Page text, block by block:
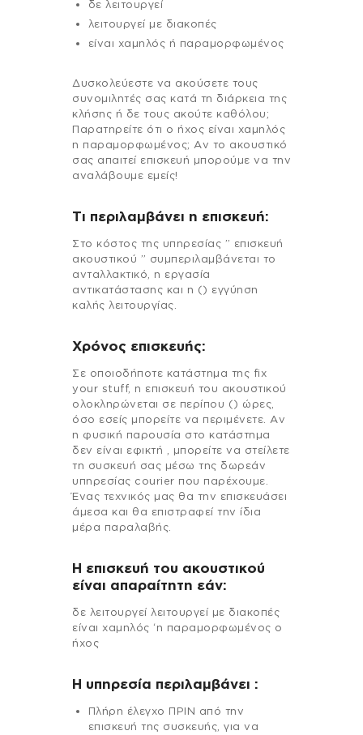
δε λειτουργεί
λειτουργεί με διακοπές
είναι χαμηλός ή παραμορφωμένος
Δυσκολεύεστε να ακούσετε τους
συνομιλητές σας κατά τη διάρκεια της
κλήσης ή δε τους ακούτε καθόλου;
Παρατηρείτε ότι ο ήχος είναι χαμηλός
η παραμορφωμένος; Αν το ακουστικό
σας απαιτεί επισκευή μπορούμε να την
αναλάβουμε εμείς!
Τι περιλαμβάνει η επισκευή:
Στo κόστος της υπηρεσίας ” επισκευή
ακουστικού ” συμπεριλαμβάνεται το
ανταλλακτικό, η εργασία
αντικατάστασης και η () εγγύηση
καλής λειτουργίας.
Χρόνος επισκευής:
Σε οποιοδήποτε κατάστημα της fix
your stuff, η επισκευή του ακουστικού
ολοκληρώνεται σε περίπου () ώρες,
όσο εσείς μπορείτε να περιμένετε. Αν
η φυσική παρουσία στο κατάστημα
δεν είναι εφικτή , μπορείτε να στείλετε
τη συσκευή σας μέσω της δωρεάν
υπηρεσίας courier που παρέχουμε.
Ένας τεχνικός μας θα την επισκευάσει
άμεσα και θα επιστραφεί την ίδια
μέρα παραλαβής.
Η επισκευή του ακουστικού
είναι απαραίτητη εάν:
δε λειτουργεί λειτουργεί με διακοπές
είναι χαμηλός ‘η παραμορφωμένος ο
ήχος
H υπηρεσία περιλαμβάνει :
Πλήρη έλεγχο ΠΡΙΝ από την
επισκευή της συσκευής, για να